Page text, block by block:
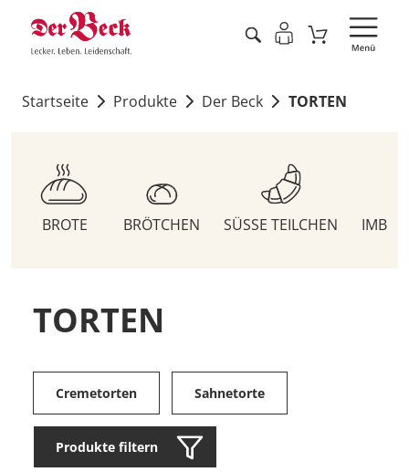
Startseite Produkte Der Beck TORTEN
BROTE BRÖTCHEN SÜSSE TEILCHEN
TORTEN
Cremetorten Sahnetorte
Produkte filtern